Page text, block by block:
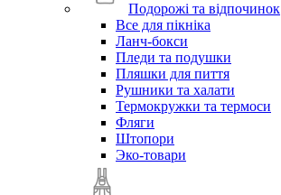
Подорожі та відпочинок
Все для пікніка
Ланч-бокси
Пледи та подушки
Пляшки для пиття
Рушники та халати
Термокружки та термоси
Фляги
Штопори
Эко-товари